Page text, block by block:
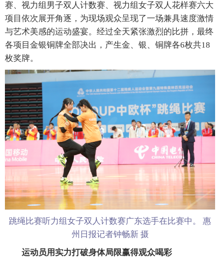
赛、视力组男子双人计数赛、视力组女子双人花样赛六大
项目依次展开角逐，为现场观众呈现了一场兼具速度激情
与艺术美感的运动盛宴。经过全天紧张激烈的比拼，最终
各项目金银铜牌全部决出，产生金、银、铜牌各6枚共18
枚奖牌。
跳绳比赛听力组女子双人计数赛广东选手在比赛中。 惠
州日报记者钟畅新 摄
运动员用实力打破身体局限赢得观众喝彩